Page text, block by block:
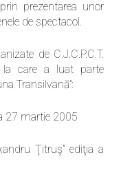
prezentarea unor
de spectacol.
de C.J.C.P.C.T.
care a luat parte
Transilvană”:
27 martie 2005
Ţitruş” ediţia a